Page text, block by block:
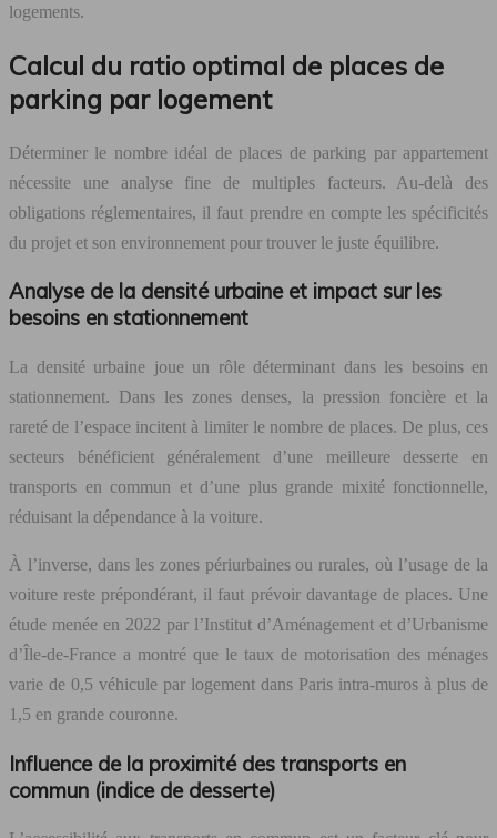
logements.
Calcul du ratio optimal de places de
parking par logement
Déterminer le nombre idéal de places de parking par appartement
nécessite une analyse fine de multiples facteurs. Au-delà des
obligations réglementaires, il faut prendre en compte les spécificités
du projet et son environnement pour trouver le juste équilibre.
Analyse de la densité urbaine et impact sur les
besoins en stationnement
La densité urbaine joue un rôle déterminant dans les besoins en
stationnement. Dans les zones denses, la pression foncière et la
rareté de l’espace incitent à limiter le nombre de places. De plus, ces
secteurs bénéficient généralement d’une meilleure desserte en
transports en commun et d’une plus grande mixité fonctionnelle,
réduisant la dépendance à la voiture.
À l’inverse, dans les zones périurbaines ou rurales, où l’usage de la
voiture reste prépondérant, il faut prévoir davantage de places. Une
étude menée en 2022 par l’Institut d’Aménagement et d’Urbanisme
d’Île-de-France a montré que le taux de motorisation des ménages
varie de 0,5 véhicule par logement dans Paris intra-muros à plus de
1,5 en grande couronne.
Influence de la proximité des transports en
commun (indice de desserte)